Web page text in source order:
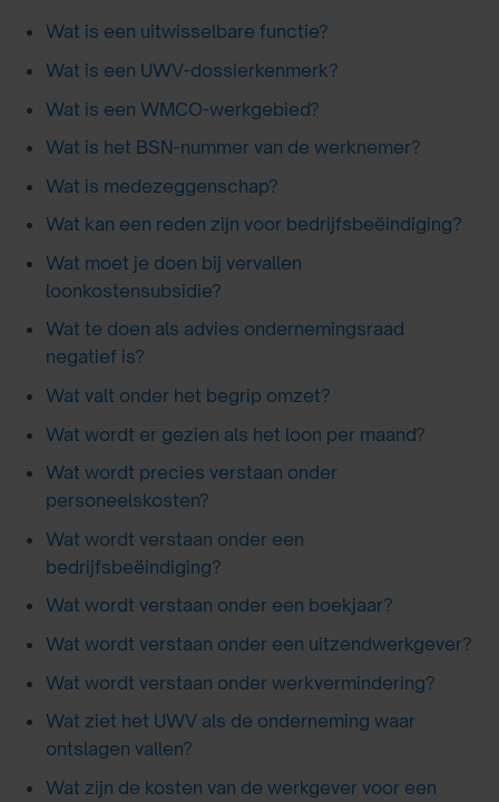
Wat is een uitwisselbare functie?
Wat is een UWV-dossierkenmerk?
Wat is een WMCO-werkgebied?
Wat is het BSN-nummer van de werknemer?
Wat is medezeggenschap?
Wat kan een reden zijn voor bedrijfsbeëindiging?
Wat moet je doen bij vervallen
loonkostensubsidie?
Wat te doen als advies ondernemingsraad
negatief is?
Wat valt onder het begrip omzet?
Wat wordt er gezien als het loon per maand?
Wat wordt precies verstaan onder
personeelskosten?
Wat wordt verstaan onder een
bedrijfsbeëindiging?
Wat wordt verstaan onder een boekjaar?
Wat wordt verstaan onder een uitzendwerkgever?
Wat wordt verstaan onder werkvermindering?
Wat ziet het UWV als de onderneming waar
ontslagen vallen?
Wat zijn de kosten van de werkgever voor een